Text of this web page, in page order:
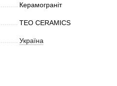
Керамограніт
TEO CERAMICS
Україна